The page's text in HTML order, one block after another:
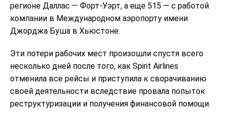
регионе Даллас — Форт-Уэрт, а еще 515 — с работой
компании в Международном аэропорту имени
Джорджа Буша в Хьюстоне.
Эти потери рабочих мест произошли спустя всего
несколько дней после того, как Spirit Airlines
отменила все рейсы и приступила к сворачиванию
своей деятельности вследствие провала попыток
реструктуризации и получения финансовой помощи.